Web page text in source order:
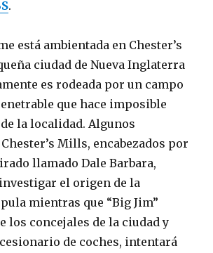
.
está ambientada en Chester’s
ciudad de Nueva Inglaterra
es rodeada por un campo
que hace imposible
la localidad. Algunos
Mills, encabezados por
llamado Dale Barbara,
el origen de la
mientras que “Big Jim”
los concejales de la ciudad y
de coches, intentará